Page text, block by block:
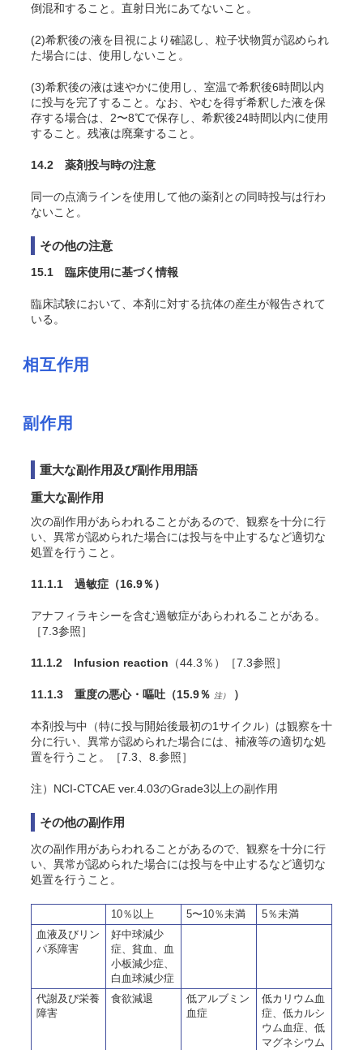
倒混和すること。直射日光にあてないこと。
(2)希釈後の液を目視により確認し、粒子状物質が認められ
た場合には、使用しないこと。
(3)希釈後の液は速やかに使用し、室温で希釈後6時間以内
に投与を完了すること。なお、やむを得ず希釈した液を保
存する場合は、2〜8℃で保存し、希釈後24時間以内に使用
すること。残液は廃棄すること。
14.2 薬剤投与時の注意
同一の点滴ラインを使用して他の薬剤との同時投与は行わ
ないこと。
その他の注意
15.1 臨床使用に基づく情報
臨床試験において、本剤に対する抗体の産生が報告されて
いる。
相互作用
副作用
重大な副作用及び副作用用語
重大な副作用
次の副作用があらわれることがあるので、観察を十分に行
い、異常が認められた場合には投与を中止するなど適切な
処置を行うこと。
11.1.1 過敏症 （16.9％）
アナフィラキシーを含む過敏症があらわれることがある。
［7.3参照］
11.1.2 Infusion reaction （44.3％）［7.3参照］
11.1.3 重度の悪心・嘔吐 （15.9％ 注） ）
本剤投与中（特に投与開始後最初の1サイクル）は観察を十
分に行い、異常が認められた場合には、補液等の適切な処
置を行うこと。［7.3、8.参照］
注）NCI-CTCAE ver.4.03のGrade3以上の副作用
その他の副作用
次の副作用があらわれることがあるので、観察を十分に行
い、異常が認められた場合には投与を中止するなど適切な
処置を行うこと。
10％以上 5〜10％未満
5％未満
血液及びリン
パ系障害
好中球減少
症、貧血、血
小板減少症、
白血球減少症
代謝及び栄養
障害
食欲減退
低アルブミン
血症
低カリウム血
症、低カルシ
ウム血症、低
マグネシウム